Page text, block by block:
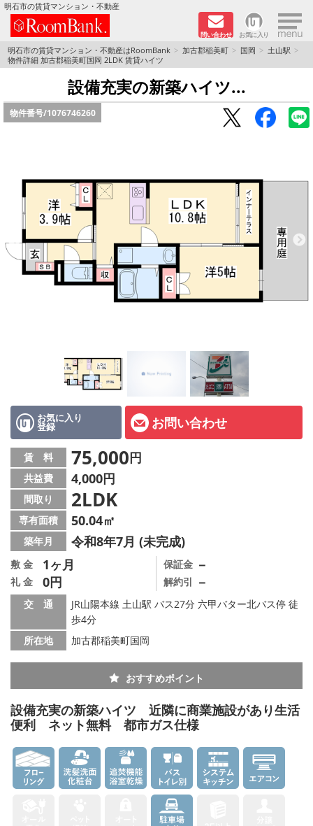
明石市の賃貸マンション・不動産
問い合わせ お気に入り ×
TOPページ
分譲マンションシリーズ
リノベーション物件
オートロック付き物件特集
路線·駅から探す
地域から探す
地図から探す
LINE公式アカウント
店舗情報·アクセス
会社概要
メールでお問い合わせ
明石市の賃貸マンション・不動産はRoomBank 加古郡稲美町 国岡
土山駅
物件詳細 加古郡稲美町国岡 2LDK 賃貸ハイツ
設備充実の新築ハイツ...
物件番号/1076746260
お気に入り
登録 お問い合わせ
賃 料 75,000円
共益費 4,000円
間取り 2LDK
専有面積 50.04㎡
築年月 令和8年7月 (未完成)
敷 金 1ヶ月
礼 金 0円
保証金 －
解約引 －
交 通
JR山陽本線 土山駅 バス27分 六甲バター北バス停 徒
歩4分
所在地
加古郡稲美町国岡
おすすめポイント
設備充実の新築ハイツ 近隣に商業施設があり生活
便利 ネット無料 都市ガス仕様